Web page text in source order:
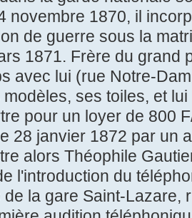
novembre 1870, il
de guerre sous la
1871. Frère du grand
avec lui (rue Notre-
ses toiles, et
pour un loyer de 800
28 janvier 1872 par un
alors Théophile
l'introduction du
la gare Saint-Lazare,